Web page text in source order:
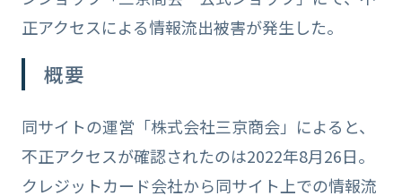
正アクセスによる情報流出被害が発生した。
概要
同サイトの運営「株式会社三京商会」によると、
不正アクセスが確認されたのは2022年8月26日。
クレジットカード会社から同サイト上での情報流